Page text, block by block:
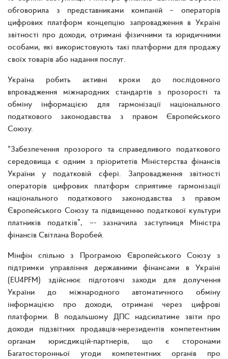
обговорила з представниками компаній – операторів
цифрових платформ концепцію запровадження в Україні
звітності про доходи, отримані фізичними та юридичними
особами, які використовують такі платформи для продажу
своїх товарів або надання послуг.
Україна робить активні кроки до послідовного
впровадження міжнародних стандартів з прозорості та
обміну інформацією для гармонізації національного
податкового законодавства з правом Європейського
Союзу.
“Забезпечення прозорого та справедливого податкового
середовища є одним з пріоритетів Міністерства фінансів
України у податковій сфері. Запровадження звітності
операторів цифрових платформ сприятиме гармонізації
національного податкового законодавства з правом
Європейського Союзу та підвищенню податкової культури
платників податків”, –- зазначила заступниця Міністра
фінансів Світлана Воробей.
Мінфін спільно з Програмою Європейського Союзу з
підтримки управління державними фінансами в Україні
(EU4PFM) здійснює підготовчі заходи для долучення
України до міжнародного автоматичного обміну
інформацією про доходи, отримані через цифрові
платформи. В подальшому ДПС надсилатиме звіти про
доходи підзвітних продавців-нерезидентів компетентним
органам юрисдикцій-партнерів, що є сторонами
Багатосторонньої угоди компетентних органів про